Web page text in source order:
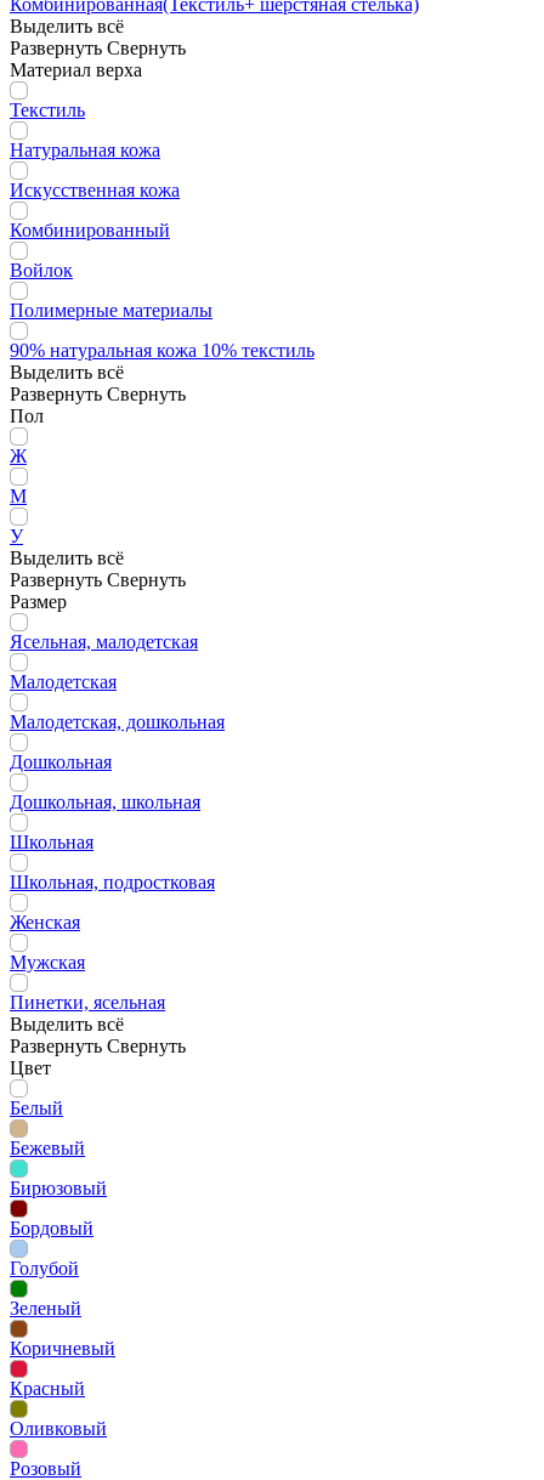
Комбинированная(Текстиль+ шерстяная стелька)
Выделить всё
Развернуть Свернуть
Материал верха
Текстиль
Натуральная кожа
Искусственная кожа
Комбинированный
Войлок
Полимерные материалы
90% натуральная кожа 10% текстиль
Выделить всё
Развернуть Свернуть
Пол
Ж
М
У
Выделить всё
Развернуть Свернуть
Размер
Ясельная, малодетская
Малодетская
Малодетская, дошкольная
Дошкольная
Дошкольная, школьная
Школьная
Школьная, подростковая
Женская
Мужская
Пинетки, ясельная
Выделить всё
Развернуть Свернуть
Цвет
Белый
Бежевый
Бирюзовый
Бордовый
Голубой
Зеленый
Коричневый
Красный
Оливковый
Розовый